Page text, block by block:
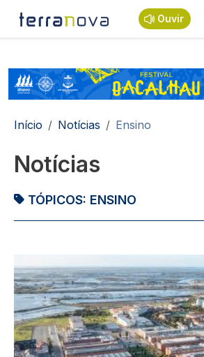
Passar para o conteúdo principal
Ouvir
Navegação estrutural
Início Notícias Ensino
Notícias
TÓPICOS: ENSINO